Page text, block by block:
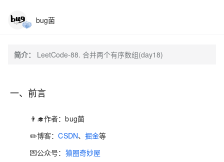
bug菌
简介： LeetCode-88. 合并两个有序数组(day18)
一、前言
👨‍🎓作者：bug菌
✏️博客：CSDN、 掘金等
💌公众号： 猿圈奇妙屋